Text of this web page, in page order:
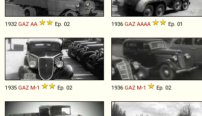
1932 GAZ AA Ep. 02 1936 GAZ AAAA Ep. 01
1935 GAZ M-1 Ep. 02 1936 GAZ M-1 Ep. 02